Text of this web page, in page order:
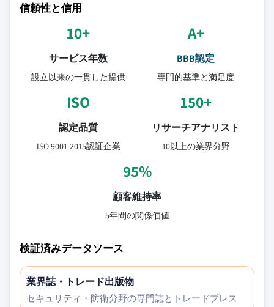
信頼性と信用
10+
サービス年数
設立以来の一貫した提供
A+
BBB認定
専門的基準と満足度
ISO
認定品質
ISO 9001-2015認証企業
150+
リサーチアナリスト
10以上の業界分野
95%
顧客維持率
5年間の関係価値
検証済みデータソース
業界誌・トレード出版物
セキュリティ・防衛分野の専門誌とトレードプレス